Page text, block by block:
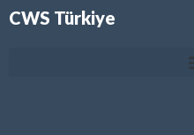
CWS Türkiye